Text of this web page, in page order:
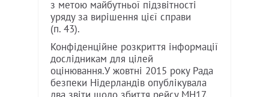
з метою майбутньої підзвітності
уряду за вирішення цієї справи
(п. 43).
Конфіденційне розкриття інформації
дослідникам для цілей
оцінювання.У жовтні 2015 року Рада
безпеки Нідерландів опублікувала